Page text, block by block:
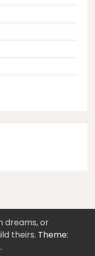
dreams, or
theirs. Theme:
.